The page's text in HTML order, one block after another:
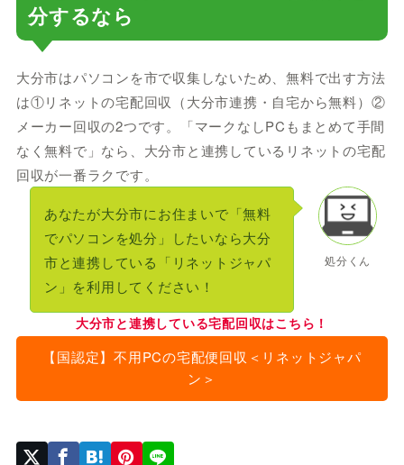
分するなら
大分市はパソコンを市で収集しないため、無料で出す方法
は①リネットの宅配回収（大分市連携・自宅から無料）②
メーカー回収の2つです。「マークなしPCもまとめて手間
なく無料で」なら、大分市と連携しているリネットの宅配
回収が一番ラクです。
処分くん
あなたが大分市にお住まいで「無料
でパソコンを処分」したいなら大分
市と連携している「リネットジャパ
ン」を利用してください！
大分市と連携している宅配回収はこちら！
【国認定】不用PCの宅配便回収＜リネットジャパ
ン＞